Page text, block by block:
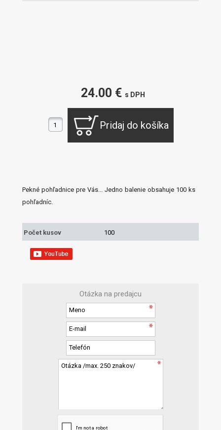
24.00 € s DPH
Pekné pohľadnice pre Vás... Jedno balenie obsahuje 100 ks
pohľadníc.
Počet kusov 100
Otázka na predajcu